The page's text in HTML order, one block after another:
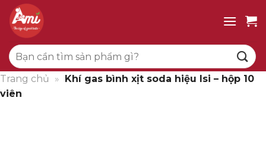
qua
dung
Tìm
kiếm:
Trang chủ » Khí gas bình xịt soda hiệu Isi – hộp 10
viên